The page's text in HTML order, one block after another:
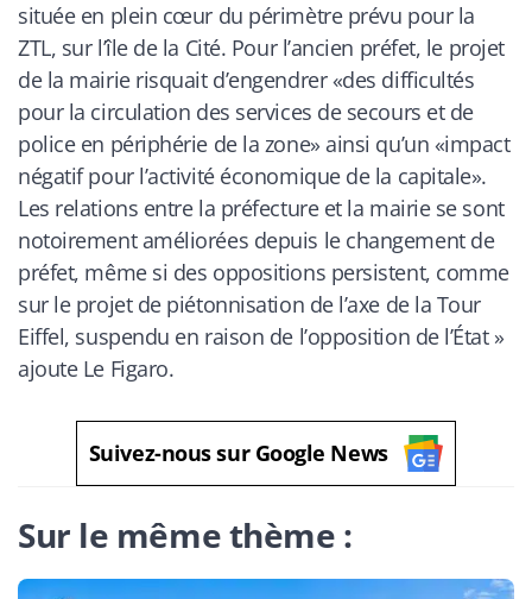
située en plein cœur du périmètre prévu pour la
ZTL, sur l’île de la Cité. Pour l’ancien préfet, le projet
de la mairie risquait d’engendrer «des difficultés
pour la circulation des services de secours et de
police en périphérie de la zone» ainsi qu’un «impact
négatif pour l’activité économique de la capitale».
Les relations entre la préfecture et la mairie se sont
notoirement améliorées depuis le changement de
préfet, même si des oppositions persistent, comme
sur le projet de piétonnisation de l’axe de la Tour
Eiffel, suspendu en raison de l’opposition de l’État»
ajoute Le Figaro.
Suivez-nous sur Google News
Sur le même thème :